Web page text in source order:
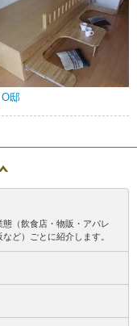
邸
（飲食店・物販・アパレ
ど）ごとに紹介します。